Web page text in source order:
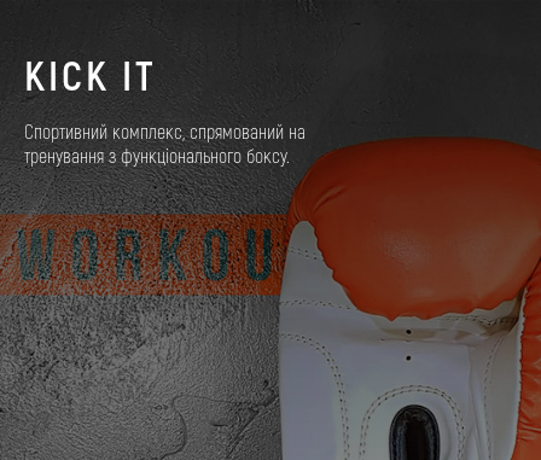
Спортивний комплекс, спрямований на
тренування з функціонального боксу.
KICK IT